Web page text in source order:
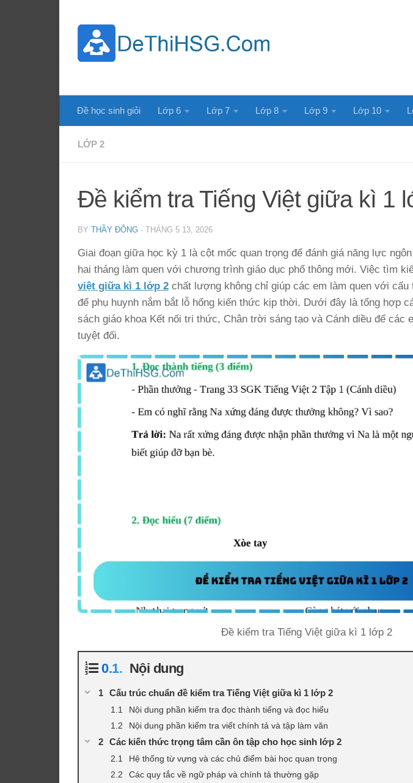
Đề học sinh giỏi Lớp 6 Lớp 7 Lớp 8 Lớp 9 Lớp 10
LỚP 2
Đề kiểm tra Tiếng Việt giữa kì 1
BY THẦY ĐÔNG · THÁNG 5 13, 2026
Giai đoạn giữa học kỳ 1 là cột mốc quan trọng để đánh giá năng lực
hai tháng làm quen với chương trình giáo dục phổ thông mới. Việc tìm
việt giữa kì 1 lớp 2 chất lượng không chỉ giúp các em làm quen với
để phụ huynh nắm bắt lỗ hổng kiến thức kịp thời. Dưới đây là tổng hợp
sách giáo khoa Kết nối tri thức, Chân trời sáng tạo và Cánh diều để các
tuyệt đối.
Đề kiểm tra Tiếng Việt giữa kì 1 lớp 2
Nội dung
Cấu trúc chuẩn đề kiểm tra Tiếng Việt giữa kì 1 lớp 2
Nội dung phần kiểm tra đọc thành tiếng và đọc hiểu
Nội dung phần kiểm tra viết chính tả và tập làm văn
Các kiến thức trọng tâm cần ôn tập cho học sinh lớp 2
Hệ thống từ vựng và các chủ điểm bài học quan trọng
Các quy tắc về ngữ pháp và chính tả thường gặp